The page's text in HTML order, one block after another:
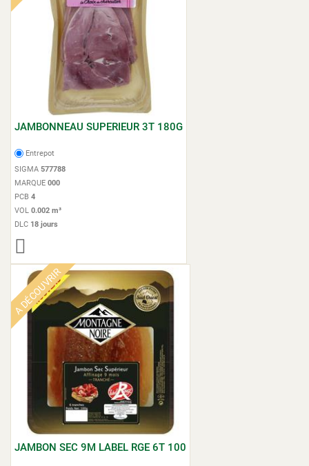
JAMBONNEAU SUPERIEUR 3T 180G
Entrepot
SIGMA 577788
MARQUE 000
PCB 4
VOL 0.002 m³
DLC 18 jours
A DÉCOUVRIR
JAMBON SEC 9M LABEL RGE 6T 100